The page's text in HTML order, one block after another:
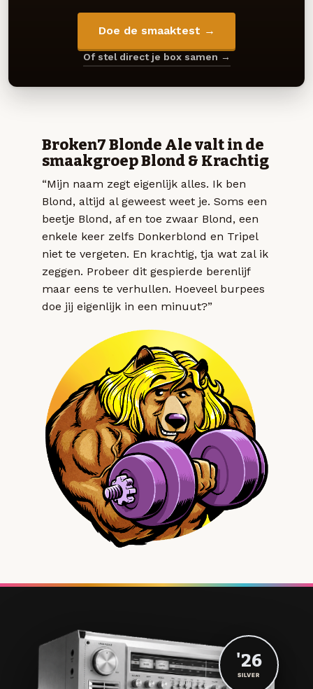
Doe de smaaktest →
Of stel direct je box samen →
Broken7 Blonde Ale valt in de
smaakgroep Blond & Krachtig
“Mijn naam zegt eigenlijk alles. Ik ben
Blond, altijd al geweest weet je. Soms een
beetje Blond, af en toe zwaar Blond, een
enkele keer zelfs Donkerblond en Tripel
niet te vergeten. En krachtig, tja wat zal ik
zeggen. Probeer dit gespierde berenlijf
maar eens te verhullen. Hoeveel burpees
doe jij eigenlijk in een minuut?”
'26
SILVER